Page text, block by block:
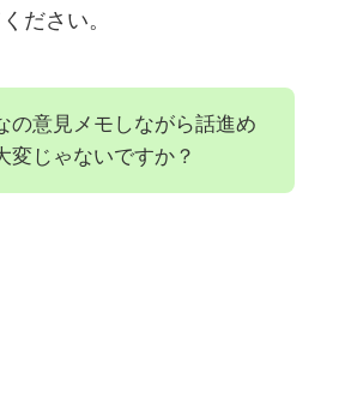
ださい。
の意見メモしながら話進め
変じゃないですか？